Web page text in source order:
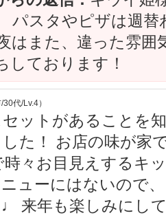
パスタやピザは週
はまた、違った雰
しております！
代/Lv.4）
ットがあることを
た！ お店の味が家
時々お目見えするキ
ューにはないので
来年も楽しみにし